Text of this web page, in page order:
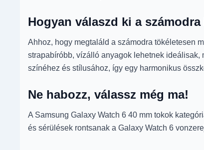
Hogyan válaszd ki a
Ahhoz, hogy megtaláld a számodra tökéletesen
strapabíróbb, vízálló anyagok lehetnek ideálisak,
színéhez és stílusához, így egy harmonikus
Ne habozz, válassz még ma!
A Samsung Galaxy Watch 6 40 mm tokok
és sérülések rontsanak a Galaxy Watch 6